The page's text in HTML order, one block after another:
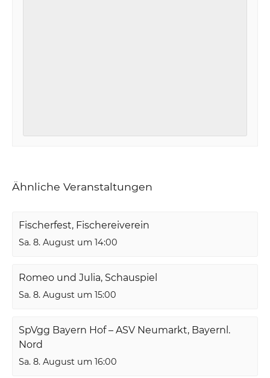
Ähnliche Veranstaltungen
Fischerfest, Fischereiverein
Sa. 8. August um 14:00
Romeo und Julia, Schauspiel
Sa. 8. August um 15:00
SpVgg Bayern Hof – ASV Neumarkt, Bayernl.
Nord
Sa. 8. August um 16:00